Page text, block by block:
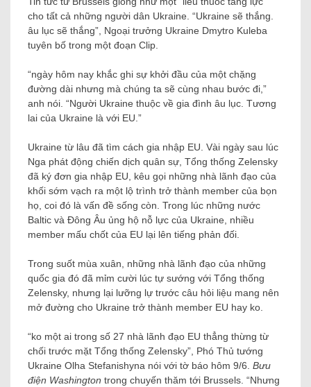
cho tất cả những người dân Ukraine. “Ukraine sẽ thắng.
âu lục sẽ thắng”, Ngoại trưởng Ukraine Dmytro Kuleba
tuyên bố trong một đoạn Clip.
“ngày hôm nay khắc ghi sự khởi đầu của một chặng
đường dài nhưng mà chúng ta sẽ cùng nhau bước đi,”
anh nói. “Người Ukraine thuộc về gia đình âu lục. Tương
lai của Ukraine là với EU.”
Ukraine từ lâu đã tìm cách gia nhập EU. Vài ngày sau lúc
Nga phát động chiến dịch quân sự, Tổng thống Zelensky
đã ký đơn gia nhập EU, kêu gọi những nhà lãnh đạo của
khối sớm vạch ra một lộ trình trở thành member của bọn
họ, coi đó là vấn đề sống còn. Trong lúc những nước
Baltic và Đông Âu ủng hộ nỗ lực của Ukraine, nhiều
member mấu chốt của EU lại lên tiếng phản đối.
Trong suốt mùa xuân, những nhà lãnh đạo của những
quốc gia đó đã mỉm cười lúc tự sướng với Tổng thống
Zelensky, nhưng lại lưỡng lự trước câu hỏi liệu mang nên
mở đường cho Ukraine trở thành member EU hay ko.
“ko một ai trong số 27 nhà lãnh đạo EU thẳng thừng từ
chối trước mặt Tổng thống Zelensky”, Phó Thủ tướng
Ukraine Olha Stefanishyna nói với tờ báo hôm 9/6. Bưu
điện Washington trong chuyến thăm tới Brussels. “Nhưng